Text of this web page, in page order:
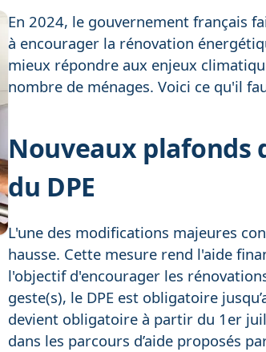
En 2024, le gouvernement français
à encourager la rénovation
mieux répondre aux enjeux
nombre de ménages. Voici ce qu'il
Nouveaux plafonds
du DPE
L'une des modifications majeures
hausse. Cette mesure rend l'aide
l'objectif d'encourager les
geste(s), le DPE est obligatoire
devient obligatoire à partir du 1er
dans les parcours d’aide proposés